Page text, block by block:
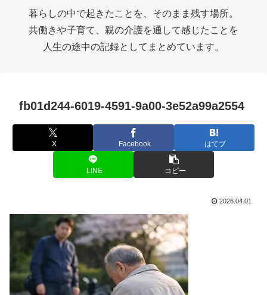
暮らしの中で起きたことを、そのまま残す場所。
共働きや子育て、親の介護を通して感じたことを
人生の途中の記録としてまとめています。
fb01d244-6019-4591-9a00-3e52a99a2554
X Facebook はてブ
LINE コピー
2026.04.01